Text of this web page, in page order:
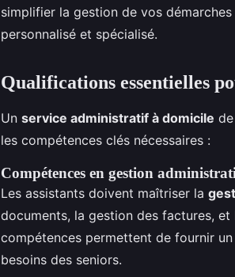
simplifier la gestion de vos
personnalisé et spécialisé.
Qualifications essentielles
Un service administratif à domicile
les compétences clés nécessaires :
Compétences en gestion
Les assistants doivent maîtriser la
documents, la gestion des factures,
compétences permettent de fournir
besoins des seniors.